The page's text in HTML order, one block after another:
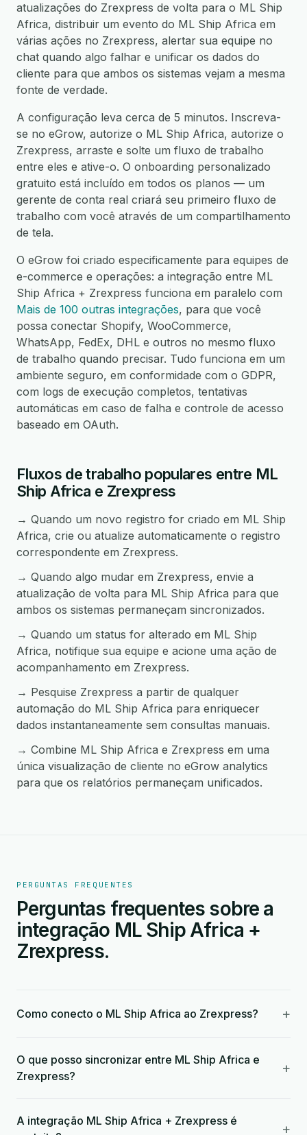
atualizações do Zrexpress de volta para o ML Ship
Africa, distribuir um evento do ML Ship Africa em
várias ações no Zrexpress, alertar sua equipe no
chat quando algo falhar e unificar os dados do
cliente para que ambos os sistemas vejam a mesma
fonte de verdade.
A configuração leva cerca de 5 minutos. Inscreva-
se no eGrow, autorize o ML Ship Africa, autorize o
Zrexpress, arraste e solte um fluxo de trabalho
entre eles e ative-o. O onboarding personalizado
gratuito está incluído em todos os planos — um
gerente de conta real criará seu primeiro fluxo de
trabalho com você através de um compartilhamento
de tela.
O eGrow foi criado especificamente para equipes de
e-commerce e operações: a integração entre ML
Ship Africa + Zrexpress funciona em paralelo com
Mais de 100 outras integrações, para que você
possa conectar Shopify, WooCommerce,
WhatsApp, FedEx, DHL e outros no mesmo fluxo
de trabalho quando precisar. Tudo funciona em um
ambiente seguro, em conformidade com o GDPR,
com logs de execução completos, tentativas
automáticas em caso de falha e controle de acesso
baseado em OAuth.
Fluxos de trabalho populares entre ML
Ship Africa e Zrexpress
→ Quando um novo registro for criado em ML Ship
Africa, crie ou atualize automaticamente o registro
correspondente em Zrexpress.
→ Quando algo mudar em Zrexpress, envie a
atualização de volta para ML Ship Africa para que
ambos os sistemas permaneçam sincronizados.
→ Quando um status for alterado em ML Ship
Africa, notifique sua equipe e acione uma ação de
acompanhamento em Zrexpress.
→ Pesquise Zrexpress a partir de qualquer
automação do ML Ship Africa para enriquecer
dados instantaneamente sem consultas manuais.
→ Combine ML Ship Africa e Zrexpress em uma
única visualização de cliente no eGrow analytics
para que os relatórios permaneçam unificados.
PERGUNTAS FREQUENTES
Perguntas frequentes sobre a
integração ML Ship Africa +
Zrexpress.
Como conecto o ML Ship Africa ao Zrexpress? +
O que posso sincronizar entre ML Ship Africa e
Zrexpress?
+
A integração ML Ship Africa + Zrexpress é
+